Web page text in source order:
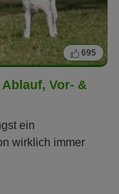
695
Vor- &
ein
wirklich immer